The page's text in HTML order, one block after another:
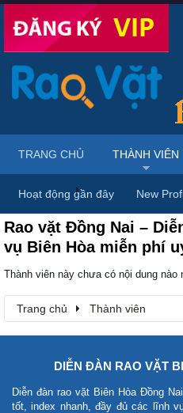
Trang chủ Thành viên
Rao vặt Đồng Nai –
vụ Biên Hòa miễn phí
Thành viên này chưa có nội dung nào
Trang chủ Thành viên
TRANG CHỦ THÀNH VIÊN
Hoạt động gần đây New
DIỄN ĐÀN RAO VẶT
Diễn đàn rao vặt Biên Hòa Đồng Nai
tốt, index nhanh, đầy đủ các lĩnh